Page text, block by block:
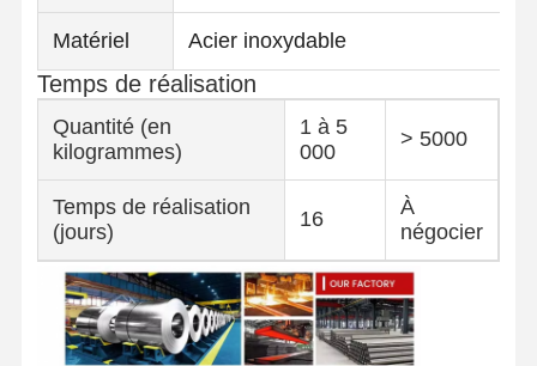
Matériel Acier inoxydable
Temps de réalisation
Quantité (en
kilogrammes)
1 à 5
000
> 5000
Temps de réalisation
(jours)
16
À
négocier